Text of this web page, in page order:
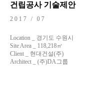
건립공사​ 기술제안
2017 / 07
Location _ 경기도 수원시
Site Area _ 118,218㎡
Client _ 현대건설(주)
Architect _ (주)DA그룹